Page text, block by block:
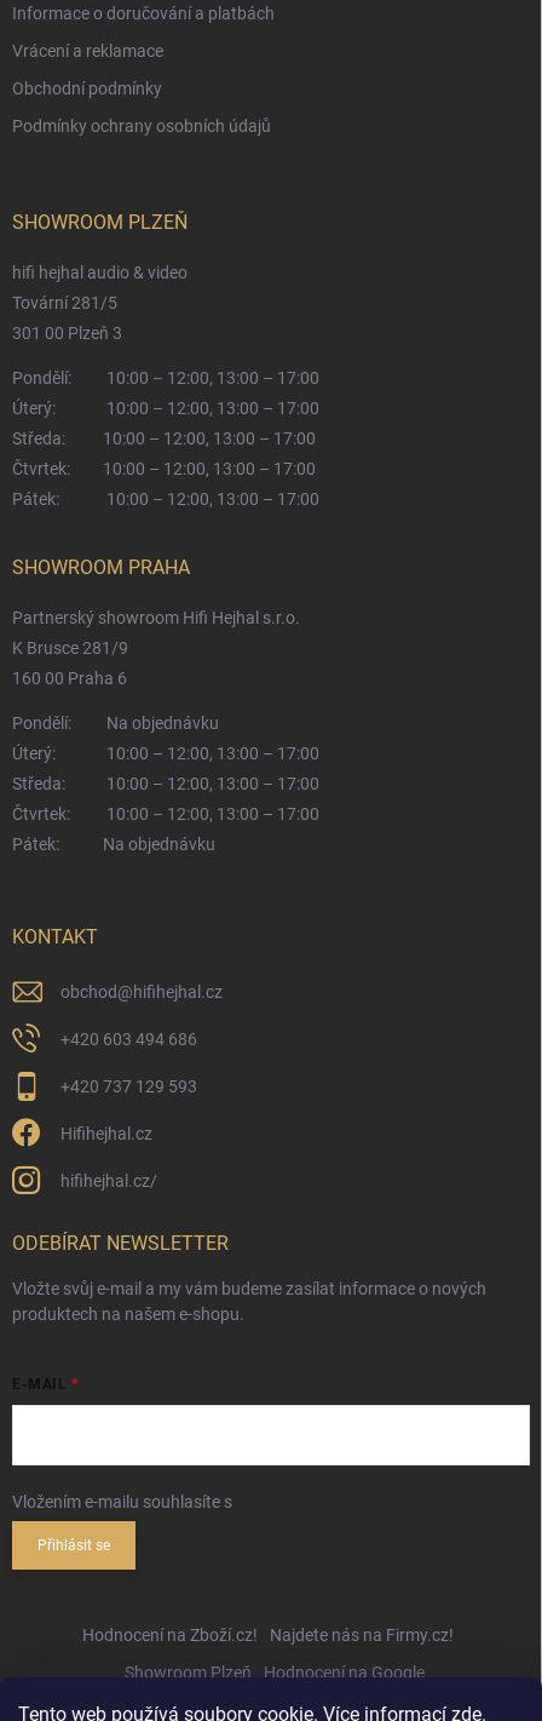
Tento web používá soubory cookie. Více informací zde.
Informace o doručování a platbách
Vrácení a reklamace
Obchodní podmínky
Podmínky ochrany osobních údajů
SHOWROOM PLZEŇ
hifi hejhal audio & video
Tovární 281/5
301 00 Plzeň 3
Pondělí:
10:00 – 12:00, 13:00 – 17:00
Úterý:
10:00 – 12:00, 13:00 – 17:00
Středa:
10:00 – 12:00, 13:00 – 17:00
Čtvrtek:
10:00 – 12:00, 13:00 – 17:00
Pátek:
10:00 – 12:00, 13:00 – 17:00
SHOWROOM PRAHA
Partnerský showroom Hifi Hejhal s.r.o.
K Brusce 281/9
160 00 Praha 6
Pondělí:
Na objednávku
Úterý:
10:00 – 12:00, 13:00 – 17:00
Středa:
10:00 – 12:00, 13:00 – 17:00
Čtvrtek:
10:00 – 12:00, 13:00 – 17:00
Pátek:
Na objednávku
KONTAKT
obchod@hifihejhal.cz
+420 603 494 686
+420 737 129 593
Hifihejhal.cz
hifihejhal.cz/
ODEBÍRAT NEWSLETTER
Vložte svůj e-mail a my vám budeme zasílat informace o nových
produktech na našem e-shopu.
E-MAIL
Vložením e-mailu souhlasíte s
Přihlásit se
Hodnocení na Zboží.cz!
Najdete nás na Firmy.cz!
Showroom Plzeň
Hodnocení na Google